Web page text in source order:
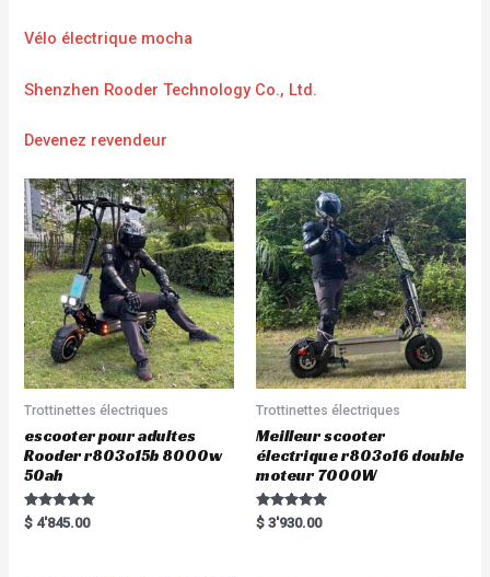
Vélo électrique mocha
Shenzhen Rooder Technology Co., Ltd.
Devenez revendeur
Trottinettes électriques
escooter pour adultes
Rooder r803o15b 8000w
50ah
Rated
5.00
$ 4'845.00
Trottinettes électriques
Meilleur scooter
électrique r803o16 double
moteur 7000W
Rated
5.00
$ 3'930.00